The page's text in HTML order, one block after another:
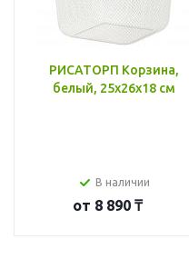
РИСАТОРП Корзина,
белый, 25x26x18 см
В наличии
от 8 890 ₸